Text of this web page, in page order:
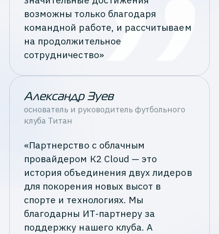
возможны только благодаря
командной работе, и рассчитываем
на продолжительное
сотрудничество»
Александр Зуев
основатель и руководитель футбольного
клуба Титан
«Партнерство с облачным
провайдером К2 Cloud — это
история объединения двух лидеров
для покорения новых высот в
спорте и технологиях. Мы
благодарны ИТ-партнеру за
поддержку нашего клуба. А